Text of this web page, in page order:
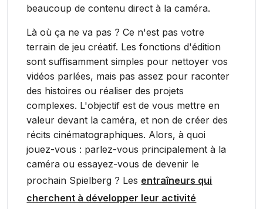
beaucoup de contenu direct à la caméra.
Là où ça ne va pas ? Ce n'est pas votre
terrain de jeu créatif. Les fonctions d'édition
sont suffisamment simples pour nettoyer vos
vidéos parlées, mais pas assez pour raconter
des histoires ou réaliser des projets
complexes. L'objectif est de vous mettre en
valeur devant la caméra, et non de créer des
récits cinématographiques. Alors, à quoi
jouez-vous : parlez-vous principalement à la
caméra ou essayez-vous de devenir le
prochain Spielberg ? Les entraîneurs qui
cherchent à développer leur activité